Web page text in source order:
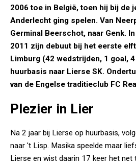
2006 toe in België, toen hij bij de
Anderlecht ging spelen. Van
Germinal Beerschot, naar Genk.
2011 zijn debuut bij het eerste
Limburg (42 wedstrijden, 1 goal,
huurbasis naar Lierse SK.
van de Engelse traditieclub FC
Plezier in Lier
Na 2 jaar bij Lierse op huurbasis,
naar 't Lisp. Masika speelde maar
Lierse en wist daarin 17 keer het net